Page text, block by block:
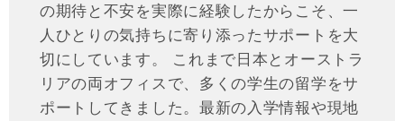
の期待と不安を実際に経験したからこそ、一
人ひとりの気持ちに寄り添ったサポートを大
切にしています。 これまで日本とオーストラ
リアの両オフィスで、多くの学生の留学をサ
ポートしてきました。最新の入学情報や現地